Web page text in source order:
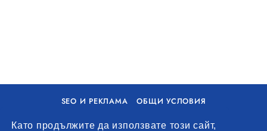
Като продължите да използвате този сайт,
SEO И РЕКЛАМА
ОБЩИ УСЛОВИЯ